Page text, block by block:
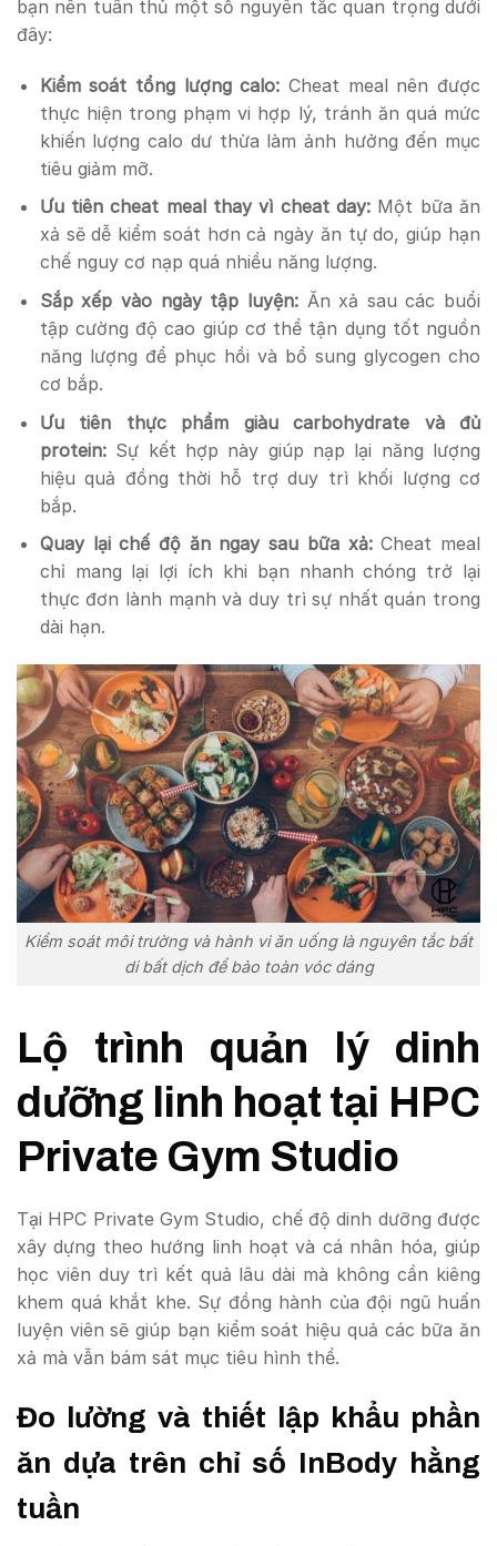
bạn nên tuân thủ một số nguyên tắc quan trọng dưới
đây:
Kiểm soát tổng lượng calo: Cheat meal nên được
thực hiện trong phạm vi hợp lý, tránh ăn quá mức
khiến lượng calo dư thừa làm ảnh hưởng đến mục
tiêu giảm mỡ.
Ưu tiên cheat meal thay vì cheat day: Một bữa ăn
xả sẽ dễ kiểm soát hơn cả ngày ăn tự do, giúp hạn
chế nguy cơ nạp quá nhiều năng lượng.
Sắp xếp vào ngày tập luyện:Ăn xả sau các buổi
tập cường độ cao giúp cơ thể tận dụng tốt nguồn
năng lượng để phục hồi và bổ sung glycogen cho
cơ bắp.
Ưu tiên thực phẩm giàu carbohydrate và đủ
protein:Sự kết hợp này giúp nạp lại năng lượng
hiệu quả đồng thời hỗ trợ duy trì khối lượng cơ
bắp.
Quay lại chế độ ăn ngay sau bữa xả:Cheat meal
chỉ mang lại lợi ích khi bạn nhanh chóng trở lại
thực đơn lành mạnh và duy trì sự nhất quán trong
dài hạn.
Kiểm soát môi trường và hành vi ăn uống là nguyên tắc bất
di bất dịch để bảo toàn vóc dáng
Lộ trình quản lý dinh
dưỡng linh hoạt tại HPC
Private Gym Studio
Tại HPC Private Gym Studio, chế độ dinh dưỡng được
xây dựng theo hướng linh hoạt và cá nhân hóa, giúp
học viên duy trì kết quả lâu dài mà không cần kiêng
khem quá khắt khe. Sự đồng hành của đội ngũ huấn
luyện viên sẽ giúp bạn kiểm soát hiệu quả các bữa ăn
xả mà vẫn bám sát mục tiêu hình thể.
Đo lường và thiết lập khẩu phần
ăn dựa trên chỉ số InBody hằng
tuần